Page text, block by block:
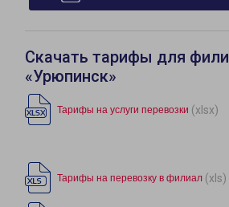
Скачать тарифы для
«Урюпинск»
Тарифы на услуги перевозки (xlsx)
Тарифы на перевозку в филиал (xls)